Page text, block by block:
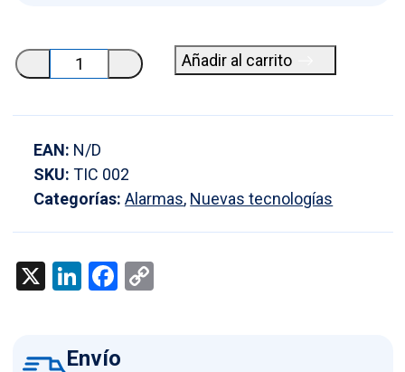
Kit
alarma
cantidad
Añadir al carrito
EAN: N/D
SKU:TIC 002
Categorías:Alarmas, Nuevas tecnologías
X LinkedIn
Facebook
Copy
Envío